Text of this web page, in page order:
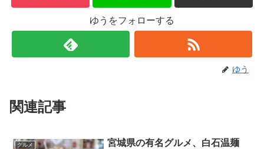
ゆうをフォローする
ゆう
関連記事
グルメ
宮城県の有名グルメ、白石温麺